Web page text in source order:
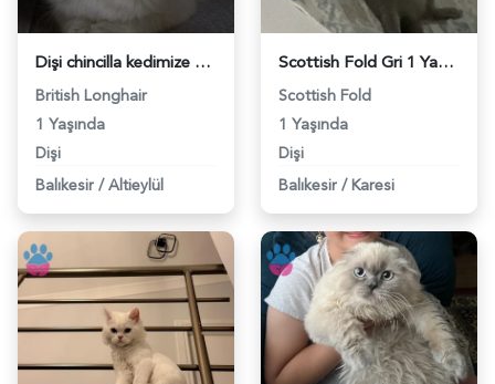
Dişi chincilla kedimize eş arıyoruz - 118984482
British Longhair
1 Yaşında
Dişi
Balıkesir / Altieylül
Scottish Fold Gri 1 Yaşında Eş Arıyor - 118984455
Scottish Fold
1 Yaşında
Dişi
Balıkesir / Karesi